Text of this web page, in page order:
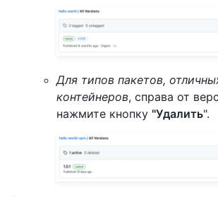
Для типов пакетов,
контейнеров, справа от
нажмите кнопку "Удалить".